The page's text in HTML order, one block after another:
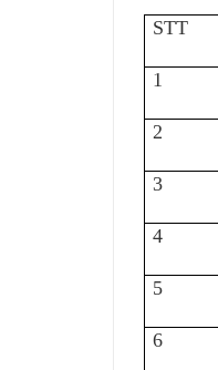
STT
1
2
3
4
5
6